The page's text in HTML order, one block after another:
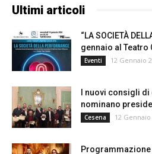
Ultimi articoli
“LA SOCIETÀ
gennaio al Teatro
Eventi 12 Gennaio
I nuovi consigli
nominano
Cesena 12 Gennaio